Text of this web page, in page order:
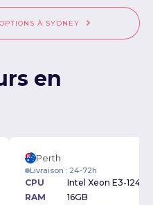
À SYDNEY
en
Perth
Livraison : 24-72h
CPU
RAM
16GB